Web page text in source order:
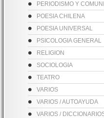
PERIODISMO Y
POESIA CHILENA
POESIA UNIVERSAL
PSICOLOGIA GENERAL
RELIGION
SOCIOLOGIA
TEATRO
VARIOS
VARIOS / AUTOAYUDA
VARIOS /